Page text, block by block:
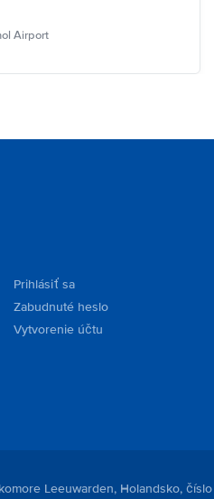
sent to my email address.
to check the car with flash
parking I would be
Airport
Prihlásiť sa
Zabudnuté heslo
Vytvorenie účtu
Leeuwarden, Holandsko, číslo